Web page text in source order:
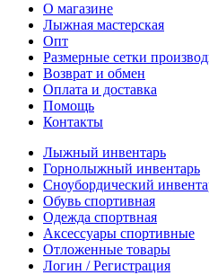
О магазине
Лыжная мастерская
Опт
Размерные сетки
Возврат и обмен
Оплата и доставка
Помощь
Контакты
Лыжный инвентарь
Горнолыжный инвентарь
Сноубордический
Обувь спортивная
Одежда спортвная
Аксессуары спортивные
Отложенные товары
Логин / Регистрация